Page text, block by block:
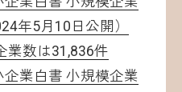
年5月10日公開）
数は31,836件
業白書 小規模企業